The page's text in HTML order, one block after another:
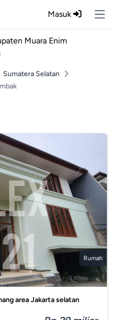
Masuk
Muara Enim
Sumatera Selatan
Rumah
area Jakarta selatan